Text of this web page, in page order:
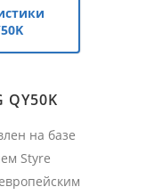
QY50K
на базе
Styre